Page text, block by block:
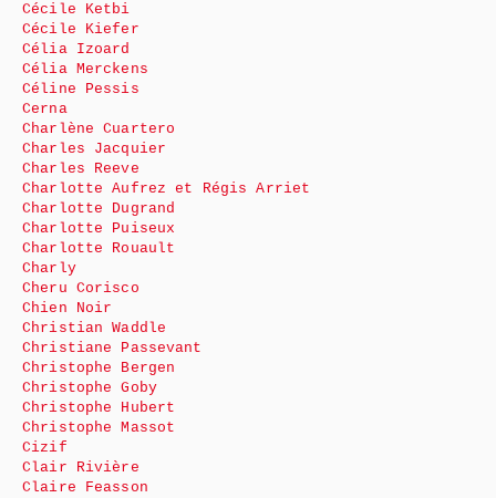
Cécile Ketbi
Cécile Kiefer
Célia Izoard
Célia Merckens
Céline Pessis
Cerna
Charlène Cuartero
Charles Jacquier
Charles Reeve
Charlotte Aufrez et Régis Arriet
Charlotte Dugrand
Charlotte Puiseux
Charlotte Rouault
Charly
Cheru Corisco
Chien Noir
Christian Waddle
Christiane Passevant
Christophe Bergen
Christophe Goby
Christophe Hubert
Christophe Massot
Cizif
Clair Rivière
Claire Feasson